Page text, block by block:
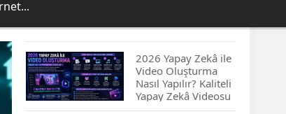
2026 Yapay Zekâ ile
Video Oluşturma
Nasıl Yapılır? Kaliteli
Yapay Zekâ Videosu
Hazırlamanın